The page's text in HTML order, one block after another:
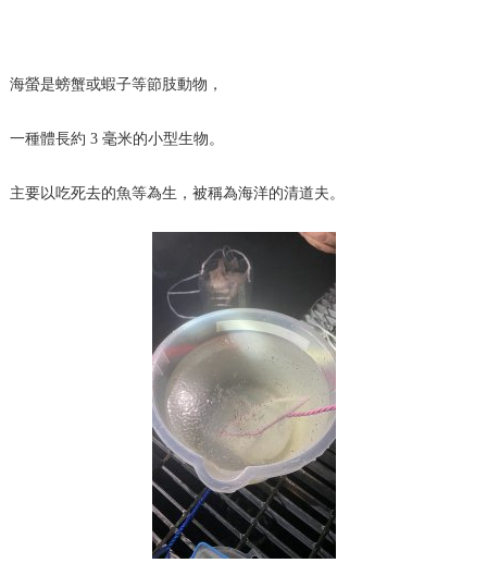
海螢是螃蟹或蝦子等節肢動物，
一種體長約 3 毫米的小型生物。
主要以吃死去的魚等為生，被稱為海洋的清道夫。